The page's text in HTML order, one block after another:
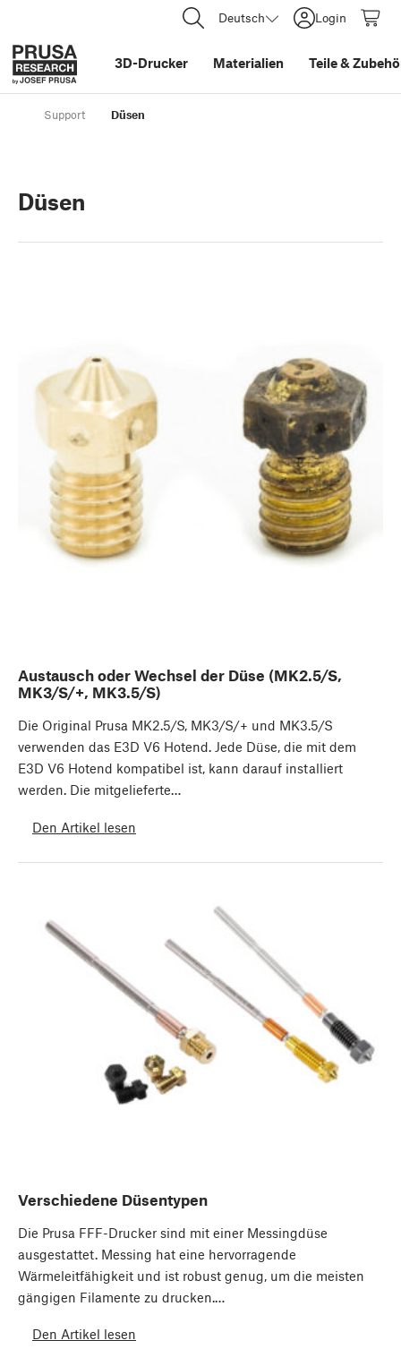
Deutsch Login
3D-Drucker Materialien Teile&
Support Düsen
Düsen
Austausch oder Wechsel der Düse (MK2.5/S,
MK3/S/+, MK3.5/S)
Die Original Prusa MK2.5/S, MK3/S/+ und MK3.5/S
verwenden das E3D V6 Hotend. Jede Düse, die mit dem
E3D V6 Hotend kompatibel ist, kann darauf installiert
werden. Die mitgelieferte…
Den Artikel lesen
Verschiedene Düsentypen
Die Prusa FFF-Drucker sind mit einer Messingdüse
ausgestattet. Messing hat eine hervorragende
Wärmeleitfähigkeit und ist robust genug, um die meisten
gängigen Filamente zu drucken.…
Den Artikel lesen